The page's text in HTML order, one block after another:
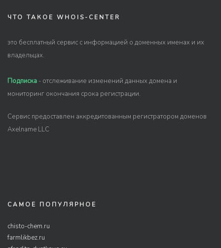
ЧТО ТАКОЕ WHOIS-CENTER
это бесплатный сервис с информацией о доменных именах и их
владельцах.
Подписка - отслеживание изменений данных домена и
мониторинг окончания срока регистрации.
Сервис предоставлен аккредитованным регистратором доменов
Axelname LLC
САМОЕ ПОПУЛЯРНОЕ
chisto-chem.ru
farmlikbez.ru